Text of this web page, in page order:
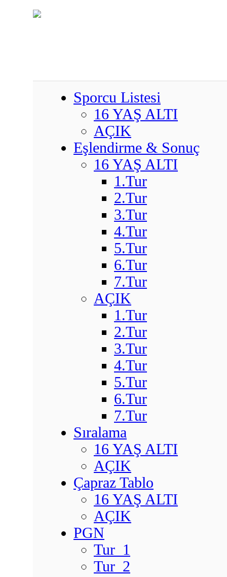
Sporcu Listesi
16 YAŞ ALTI
AÇIK
Eşlendirme & Sonuç
16 YAŞ ALTI
1.Tur
2.Tur
3.Tur
4.Tur
5.Tur
6.Tur
7.Tur
AÇIK
1.Tur
2.Tur
3.Tur
4.Tur
5.Tur
6.Tur
7.Tur
Sıralama
16 YAŞ ALTI
AÇIK
Çapraz Tablo
16 YAŞ ALTI
AÇIK
PGN
Tur_1
Tur_2